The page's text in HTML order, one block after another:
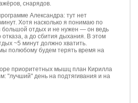
снарядов.
Александра: тут нет
Хотя насколько я понимаю по
большой отдых и не нужен — он ведь
отказа, а до сбития дыхания. В этом
~5 минут должно хватить.
полюбому будем терять время на
приоритетных мышц план Кирилла
"лучший" день на подтягивания и на